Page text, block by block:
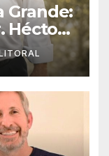
Grande:
Héctor